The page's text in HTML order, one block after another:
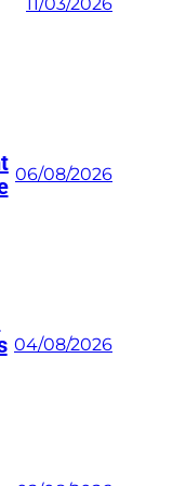
11/03/2026
06/08/2026
04/08/2026